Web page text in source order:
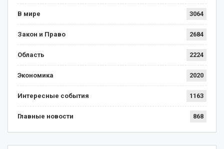
В мире 3064
Закон и Право 2684
Область 2224
Экономика 2020
Интересные события 1163
Главные новости 868